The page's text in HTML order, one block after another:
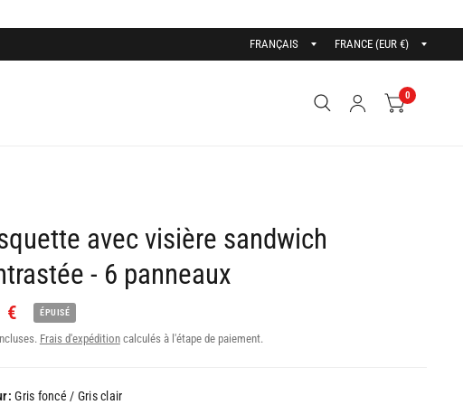
0
avec visière sandwich
- 6 panneaux
€ ÉPUISÉ
Frais d'expéditioncalculés à l'étape de paiement.
Gris foncé / Gris clair